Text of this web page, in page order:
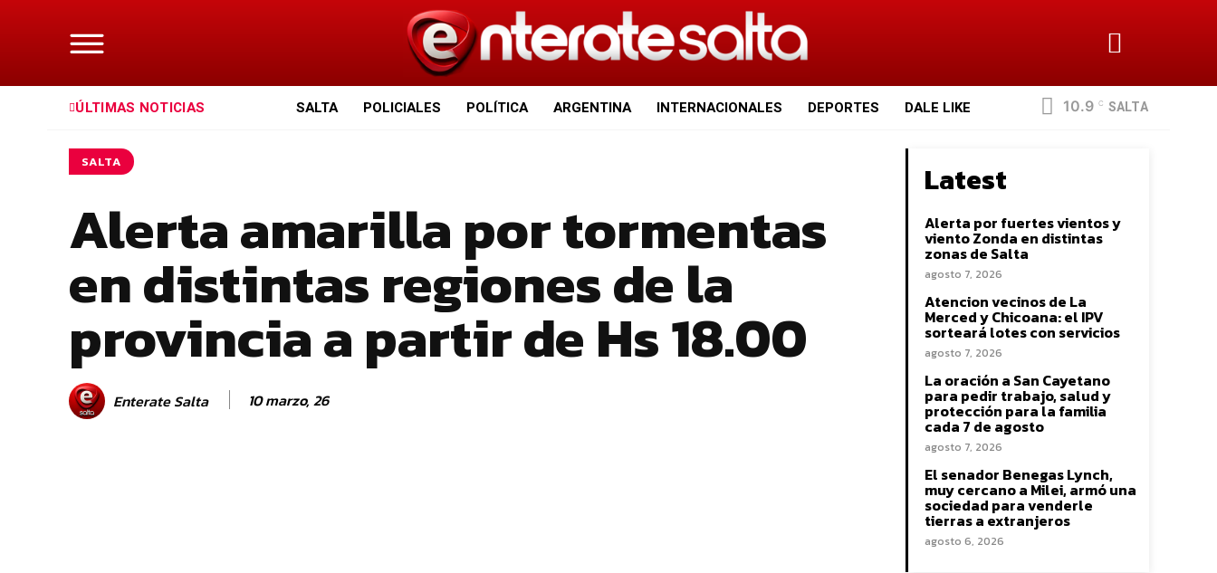
ÚLTIMAS NOTICIAS SALTA POLICIALES POLÍTICA ARGENTINA INTERNACIONALES DEPORTES DALE LIKE 10.9 C SALTA
SALTA
Alerta amarilla por tormentas
en distintas regiones de la
provincia a partir de Hs 18.00
Enterate Salta 10 marzo, 26
Latest
Alerta por fuertes vientos y
viento Zonda en distintas
zonas de Salta
agosto 7, 2026
Atencion vecinos de La
Merced y Chicoana: el IPV
sorteará lotes con servicios
agosto 7, 2026
La oración a San Cayetano
para pedir trabajo, salud y
protección para la familia
cada 7 de agosto
agosto 7, 2026
El senador Benegas Lynch,
muy cercano a Milei, armó una
sociedad para venderle
tierras a extranjeros
agosto 6, 2026